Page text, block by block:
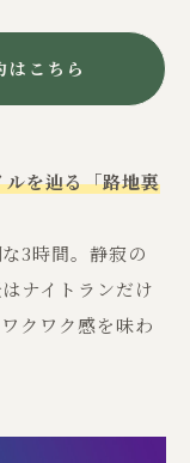
はこちら
を辿る「路地裏
3時間。静寂の
ナイトランだけ
クワク感を味わ